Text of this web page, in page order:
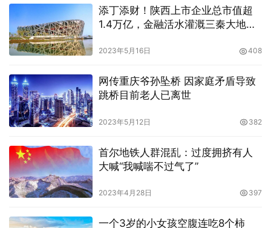
添丁添财！陕西上市企业总市值超
1.4万亿，金融活水灌溉三秦大地各
2023年5月16日 408
网传重庆爷孙坠桥 因家庭矛盾导致
跳桥目前老人已离世
2023年5月12日 382
首尔地铁人群混乱：过度拥挤有人
大喊“我喊喘不过气了”
2023年4月28日 397
一个3岁的小女孩空腹连吃8个柿